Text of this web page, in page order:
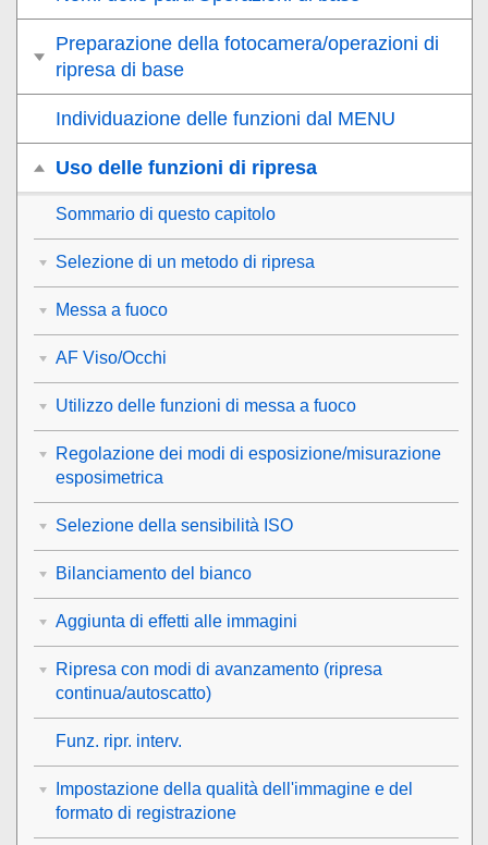
Preparazione della fotocamera/operazioni di
ripresa di base
Individuazione delle funzioni dal MENU
Uso delle funzioni di ripresa
Sommario di questo capitolo
Selezione di un metodo di ripresa
Messa a fuoco
AF Viso/Occhi
Utilizzo delle funzioni di messa a fuoco
Regolazione dei modi di esposizione/misurazione
esposimetrica
Selezione della sensibilità ISO
Bilanciamento del bianco
Aggiunta di effetti alle immagini
Ripresa con modi di avanzamento (ripresa
continua/autoscatto)
Funz. ripr. interv.
Impostazione della qualità dell'immagine e del
formato di registrazione